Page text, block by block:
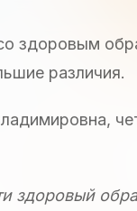
здоровым
различия.
здоровый